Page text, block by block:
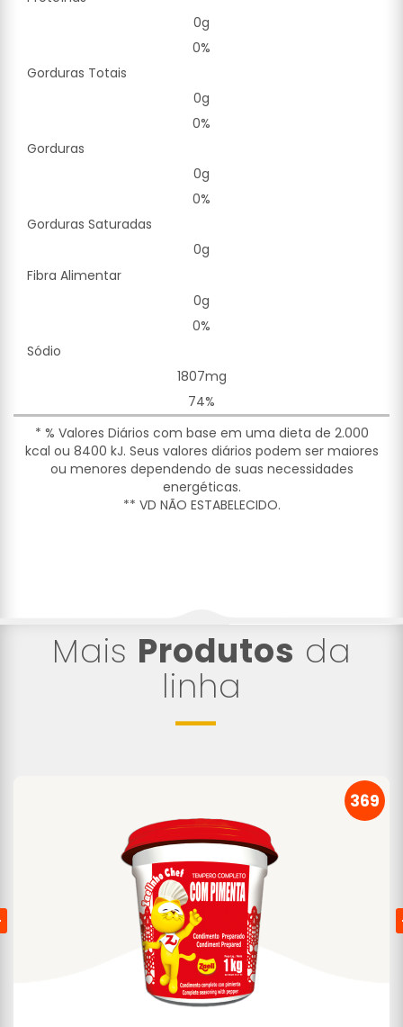
0g
0%
Gorduras Totais
0g
0%
Gorduras
0g
0%
Gorduras Saturadas
0g
Fibra Alimentar
0g
0%
Sódio
1807mg
74%
* % Valores Diários com base em uma dieta de 2.000
kcal ou 8400 kJ. Seus valores diários podem ser maiores
ou menores dependendo de suas necessidades
energéticas.
** VD NÃO ESTABELECIDO.
Mais Produtos da
linha
369